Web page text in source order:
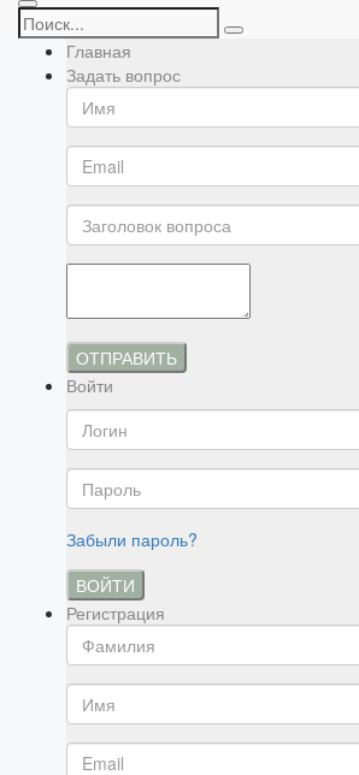
Главная
Задать вопрос
ОТПРАВИТЬ
Войти
Забыли пароль?
ВОЙТИ
Регистрация